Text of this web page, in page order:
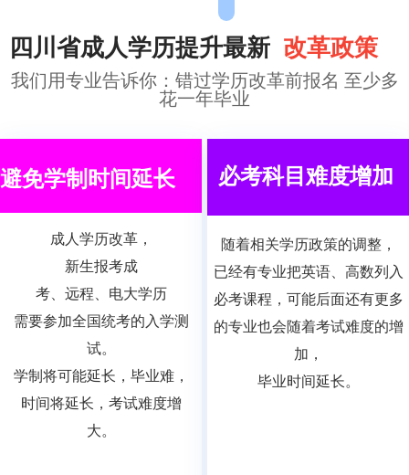
避免学制时间延长
成人学历改革，
新生报考成
考、远程、电大学历
需要参加全国统考的入学测
试。
学制将可能延长，毕业难，
时间将延长，考试难度增
大。
必考科目难度增加
随着相关学历政策的调整，
已经有专业把英语、高数列入
必考课程，可能后面还有更多
的专业也会随着考试难度的增
加，
毕业时间延长。
我们用专业告诉你：错过学历改革前报名 至少多
花一年毕业
四川省成人学历提升最新 改革政策